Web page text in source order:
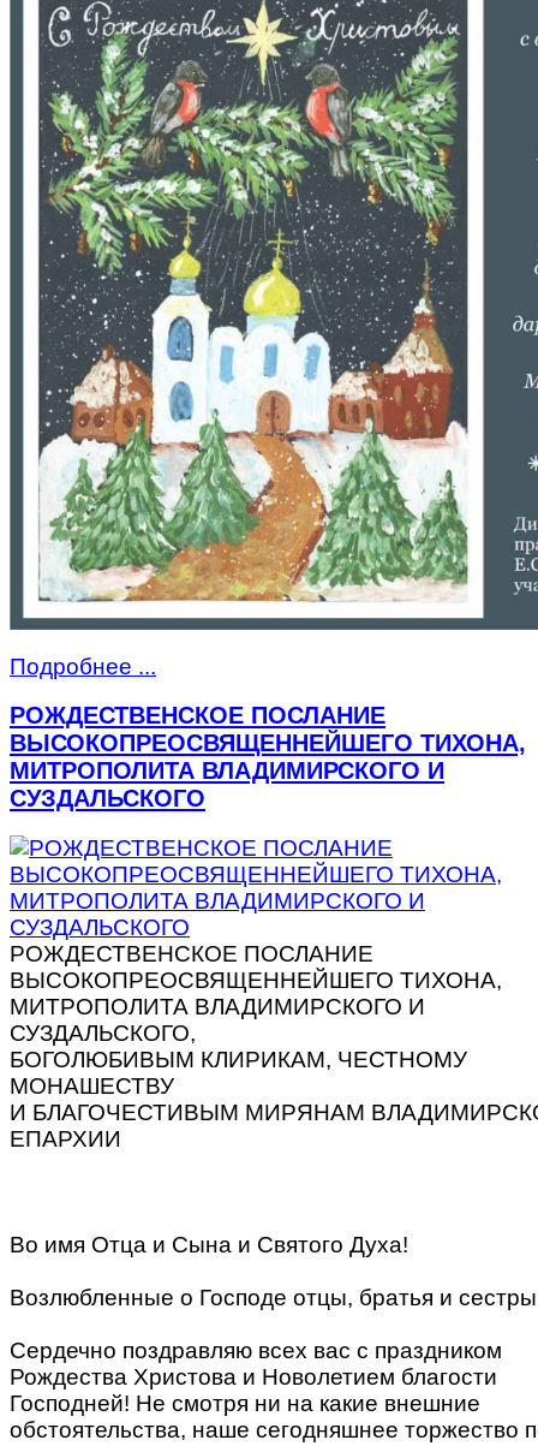
Подробнее ...
РОЖДЕСТВЕНСКОЕ ПОСЛАНИЕ
ВЫСОКОПРЕОСВЯЩЕННЕЙШЕГО ТИХОНА,
МИТРОПОЛИТА ВЛАДИМИРСКОГО И
СУЗДАЛЬСКОГО
РОЖДЕСТВЕНСКОЕ ПОСЛАНИЕ
ВЫСОКОПРЕОСВЯЩЕННЕЙШЕГО ТИХОНА,
МИТРОПОЛИТА ВЛАДИМИРСКОГО И
СУЗДАЛЬСКОГО,
БОГОЛЮБИВЫМ КЛИРИКАМ, ЧЕСТНОМУ
МОНАШЕСТВУ
И БЛАГОЧЕСТИВЫМ МИРЯНАМ
ЕПАРХИИ
Во имя Отца и Сына и Святого Духа!
Возлюбленные о Господе отцы, братья и
Сердечно поздравляю всех вас с праздником
Рождества Христова и Новолетием благости
Господней! Не смотря ни на какие внешние
обстоятельства, наше сегодняшнее торжество